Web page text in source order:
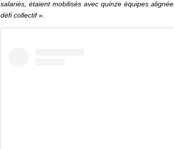
salariés, étaient mobilisés avec quinze équipes
défi collectif».